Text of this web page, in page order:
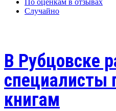
Случайно
В Рубцовске
специалисты
книгам